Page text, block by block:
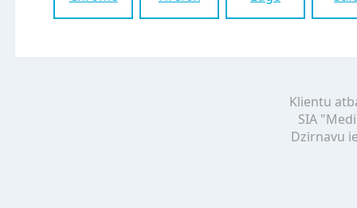
Klientu
SIA
Dzirnavu